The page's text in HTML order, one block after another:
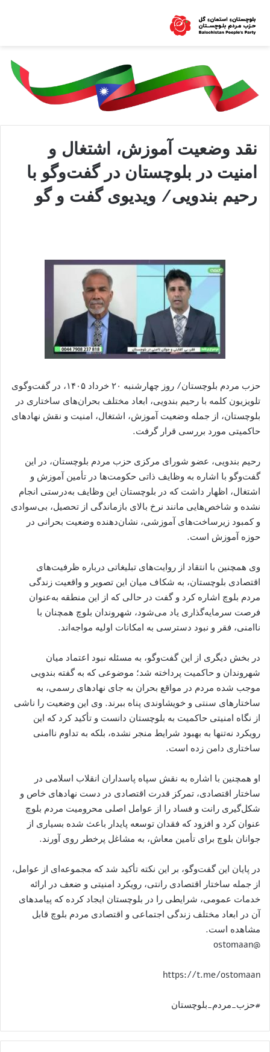
نقد وضعیت آموزش، اشتغال و
امنیت در بلوچستان در گفت‌وگو با
رحیم بندویی/ ویدیوی گفت و گو
حزب مردم بلوچستان/ روز چهارشنبه ۲۰ خرداد ۱۴۰۵، در گفت‌وگوی
تلویزیون کلمه با رحیم بندویی، ابعاد مختلف بحران‌های ساختاری در
بلوچستان، از جمله وضعیت آموزش، اشتغال، امنیت و نقش نهادهای
حاکمیتی مورد بررسی قرار گرفت.
رحیم بندویی، عضو شورای مرکزی حزب مردم بلوچستان، در این
گفت‌وگو با اشاره به وظایف ذاتی حکومت‌ها در تأمین آموزش و
اشتغال، اظهار داشت که در بلوچستان این وظایف به‌درستی انجام
نشده و شاخص‌هایی مانند نرخ بالای بازماندگی از تحصیل، بی‌سوادی
و کمبود زیرساخت‌های آموزشی، نشان‌دهنده وضعیت بحرانی در
حوزه آموزش است.
وی همچنین با انتقاد از روایت‌های تبلیغاتی درباره ظرفیت‌های
اقتصادی بلوچستان، به شکاف میان این تصویر و واقعیت زندگی
مردم بلوچ اشاره کرد و گفت در حالی که از این منطقه به‌عنوان
فرصت سرمایه‌گذاری یاد می‌شود، شهروندان بلوچ همچنان با
ناامنی، فقر و نبود دسترسی به امکانات اولیه مواجه‌اند.
در بخش دیگری از این گفت‌وگو، به مسئله نبود اعتماد میان
شهروندان و حاکمیت پرداخته شد؛ موضوعی که به گفته بندویی
موجب شده مردم در مواقع بحران به جای نهادهای رسمی، به
ساختارهای سنتی و خویشاوندی پناه ببرند. وی این وضعیت را ناشی
از نگاه امنیتی حاکمیت به بلوچستان دانست و تأکید کرد که این
رویکرد نه‌تنها به بهبود شرایط منجر نشده، بلکه به تداوم ناامنی
ساختاری دامن زده است.
او همچنین با اشاره به نقش سپاه پاسداران انقلاب اسلامی در
ساختار اقتصادی، تمرکز قدرت اقتصادی در دست نهادهای خاص و
شکل‌گیری رانت و فساد را از عوامل اصلی محرومیت مردم بلوچ
عنوان کرد و افزود که فقدان توسعه پایدار باعث شده بسیاری از
جوانان بلوچ برای تأمین معاش، به مشاغل پرخطر روی آورند.
در پایان این گفت‌وگو، بر این نکته تأکید شد که مجموعه‌ای از عوامل،
از جمله ساختار اقتصادی رانتی، رویکرد امنیتی و ضعف در ارائه
خدمات عمومی، شرایطی را در بلوچستان ایجاد کرده که پیامدهای
آن در ابعاد مختلف زندگی اجتماعی و اقتصادی مردم بلوچ قابل
مشاهده است.
@ostomaan
https://t.me/ostomaan
#حزب_مردم_بلوچستان